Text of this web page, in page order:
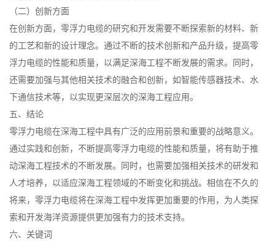
（二）创新方面
在创新方面，零浮力电缆的研究和开发需要不断探索新的材料、新
的工艺和新的设计理念。通过不断的技术创新和产品升级，提高零
浮力电缆的性能和质量，以满足深海工程不断发展的需求。同时，
还需要加强与其他相关技术的融合和创新，如智能传感器技术、水
下通信技术等，以实现更深层次的深海工程应用。
五、结论
零浮力电缆在深海工程中具有广泛的应用前景和重要的战略意义。
通过实践和创新，不断提高零浮力电缆的性能和质量，将有助于推
动深海工程技术的不断发展。同时，也需要加强相关技术的研发和
人才培养，以适应深海工程领域的不断变化和挑战。相信在不久的
将来，零浮力电缆将在深海工程中发挥更加重要的作用，为人类探
索和开发海洋资源提供更加强有力的技术支持。
六、关键词